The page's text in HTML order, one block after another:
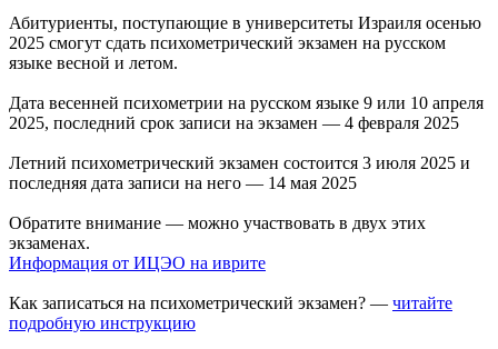
Абитуриенты, поступающие в университеты Израиля осенью
2025 смогут сдать психометрический экзамен на русском
языке весной и летом.
Дата весенней психометрии на русском языке 9 или 10 апреля
2025, последний срок записи на экзамен — 4 февраля 2025
Летний психометрический экзамен состоится 3 июля 2025 и
последняя дата записи на него — 14 мая 2025
Обратите внимание — можно участвовать в двух этих
экзаменах.
Информация от ИЦЭО на иврите
Как записаться на психометрический экзамен? — читайте
подробную инструкцию